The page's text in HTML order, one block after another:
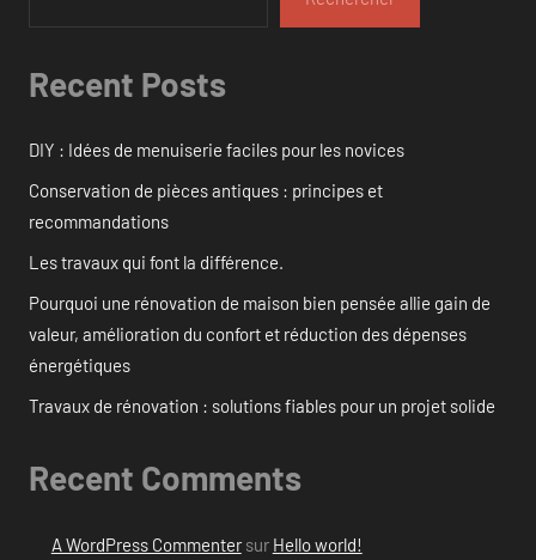
Recent Posts
DIY : Idées de menuiserie faciles pour les novices
Conservation de pièces antiques : principes et
recommandations
Les travaux qui font la différence.
Pourquoi une rénovation de maison bien pensée allie gain de
valeur, amélioration du confort et réduction des dépenses
énergétiques
Travaux de rénovation : solutions fiables pour un projet solide
Recent Comments
A WordPress Commentersur Hello world!